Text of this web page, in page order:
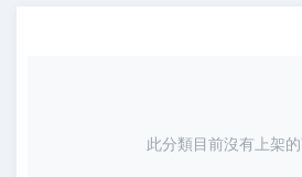
此分類目前沒有上架的